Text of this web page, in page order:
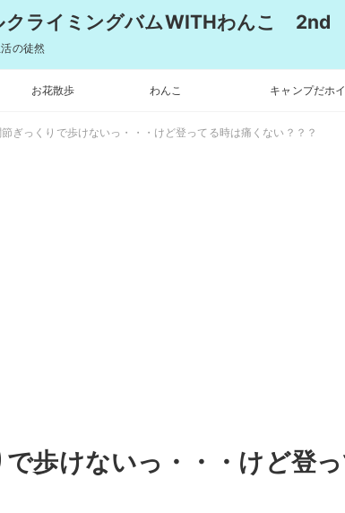
クライミングバムWITHわんこ 2nd
の徒然
お花散歩 わんこ キャンプだホイ
節ぎっくりで歩けないっ・・・けど登ってる時は痛くない？？？
歩けないっ・・・けど登